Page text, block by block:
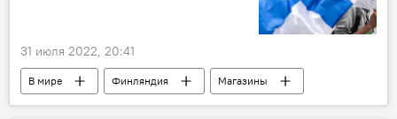
31 июля 2022, 20:41
В мире Финляндия
Магазины
электричество